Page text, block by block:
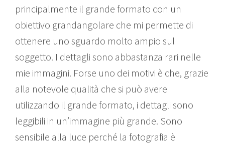
principalmente il grande formato con un
obiettivo grandangolare che mi permette di
ottenere uno sguardo molto ampio sul
soggetto. I dettagli sono abbastanza rari nelle
mie immagini. Forse uno dei motivi è che, grazie
alla notevole qualità che si può avere
utilizzando il grande formato, i dettagli sono
leggibili in un’immagine più grande. Sono
sensibile alla luce perché la fotografia è